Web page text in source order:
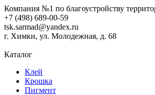
Компания №1 по благоустройству
+7 (498) 689-00-59
tsk.sarmad@yandex.ru
г. Химки, ул. Молодежная, д. 68
Каталог
Клей
Крошка
Пигмент